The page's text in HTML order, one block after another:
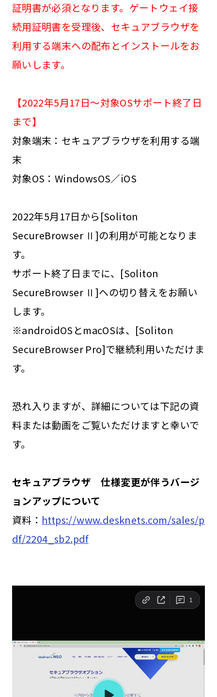
証明書が必須となります。ゲートウェイ接
続用証明書を受理後、セキュアブラウザを
利用する端末への配布とインストールをお
願いします。
【2022年5月17日～対象OSサポート終了日
まで】
対象端末：セキュアブラウザを利用する端
末
対象OS：WindowsOS／iOS
2022年5月17日から[Soliton
SecureBrowser Ⅱ]の利用が可能となりま
す。
サポート終了日までに、[Soliton
SecureBrowser Ⅱ]への切り替えをお願い
します。
※androidOSとmacOSは、[Soliton
SecureBrowser Pro]で継続利用いただけま
す。
恐れ入りますが、詳細については下記の資
料または動画をご覧いただけますと幸いで
す。
セキュアブラウザ 仕様変更が伴うバージ
ョンアップについて
資料： https://www.desknets.com/sales/p
df/2204_sb2.pdf